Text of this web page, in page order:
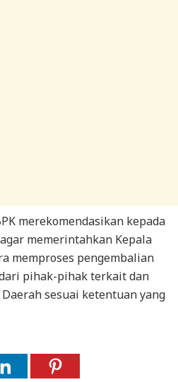
merekomendasikan kepada
memerintahkan Kepala
memproses pengembalian
pihak-pihak terkait dan
sesuai ketentuan yang